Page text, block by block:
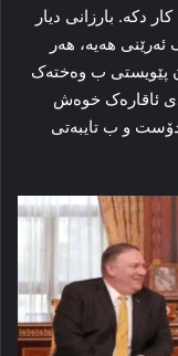
دکە. بارزانی دیار
ئه‌رێنی هه‌یه‌، هه‌ر
پێویستی ب وه‌خته‌ک
ئاقاره‌ک خوه‌ش
دۆست و ب تایبه‌تی